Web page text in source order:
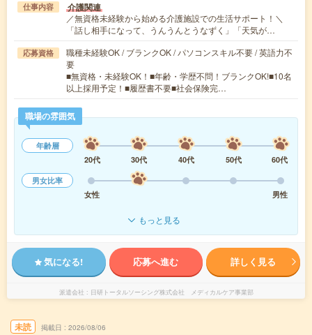
仕事内容 介護関連
／無資格未経験から始める介護施設での生活サポート！＼
「話し相手になって、うんうんとうなずく」「天気が…
応募資格
職種未経験OK / ブランクOK / パソコンスキル不要 / 英語力不
要
■無資格・未経験OK！■年齢・学歴不問！ブランクOK!■10名
以上採用予定！■履歴書不要■社会保険完…
職場の雰囲気
年齢層
20代
30代 40代 50代
60代
男女比率
女性
男性
もっと見る
気になる! 応募へ進む 詳しく見る
派遣会社 日研トータルソーシング株式会社 メディカルケア事業部
未読 掲載日 2026/08/06